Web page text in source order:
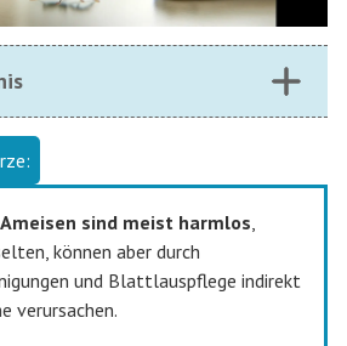
sind meist harmlos,
können aber durch
und Blattlauspflege indirekt
verursachen.